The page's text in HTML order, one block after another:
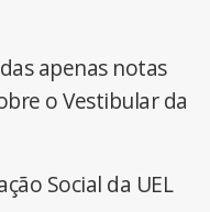
apenas notas
o Vestibular da
Social da UEL